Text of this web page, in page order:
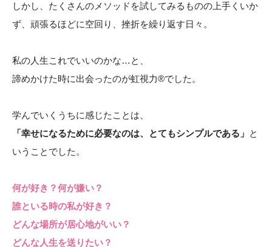
しかし、たくさんのメソッドを試してみるものの上手くいか
ず、頑張るほどに空回り、挫折を繰り返す日々。
私の人生これでいいのかな…と、
諦めかけた時に出会ったのが虹視力®️でした。
学んでいくうちに感じたことは、
「幸せになるために必要なのは、とてもシンプルである」 と
いうことでした。
何が好き？何が嫌い？
誰といる時の私が好き？
どんな場所が居心地がいい？
どんな人生を送りたい？